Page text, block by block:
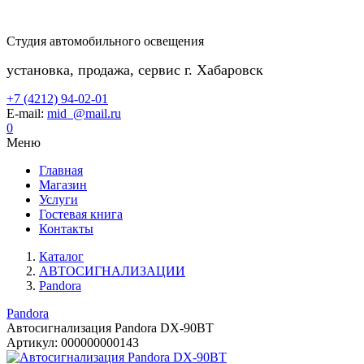
Студия автомобильного освещения
установка, продажа, сервис г. Хабаровск
+7 (4212) 94-02-01
E-mail: mid_@mail.ru
0
Меню
Главная
Магазин
Услуги
Гостевая книга
Контакты
Каталог
АВТОСИГНАЛИЗАЦИИ
Pandora
Pandora
Автосигнализация Pandora DX-90BT
Артикул: 000000000143